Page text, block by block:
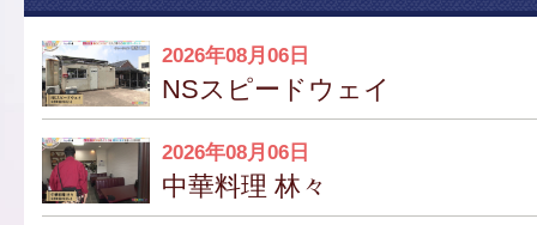
2026年08月06日
NSスピードウェイ
2026年08月06日
中華料理 林々